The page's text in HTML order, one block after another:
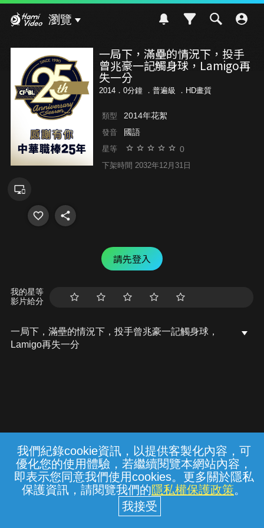
我們紀錄cookie資訊，以提供客製化內容，可
優化您的使用體驗，若繼續閱覽本網站內容，
即表示您同意我們使用cookies。更多關於隱私
保護資訊，請閱覽我們的隱私權保護政策。
瀏覽
一局下，滿壘的情況下，投手
曾兆豪一記觸身球，Lamigo再
失一分
2014．0分鐘 ． 普遍級 ．HD畫質
類型 2014年花絮
發音 國語
星等 0
下架時間 2032年12月31日
請先登入
我的星等
影片給分
一局下，滿壘的情況下，投手曾兆豪一記觸身球，
Lamigo再失一分
常見問題 線上客服 服務條款 隱私權保護
中華電信股份有限公司個人家庭分公司
(統一編號：96979949) © 2026
{{notifyMsg}}